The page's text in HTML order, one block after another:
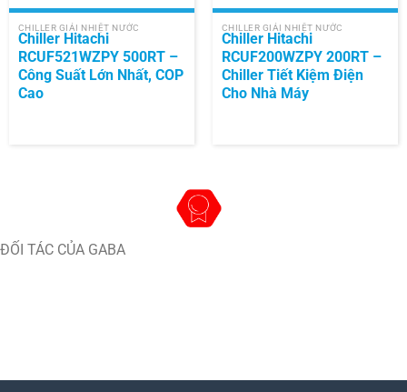
CHILLER GIẢI NHIỆT NƯỚC
Chiller Hitachi
RCUF521WZPY 500RT –
Công Suất Lớn Nhất, COP
Cao
CHILLER GIẢI NHIỆT NƯỚC
Chiller Hitachi
RCUF200WZPY 200RT –
Chiller Tiết Kiệm Điện
Cho Nhà Máy
ĐỐI TÁC CỦA GABA